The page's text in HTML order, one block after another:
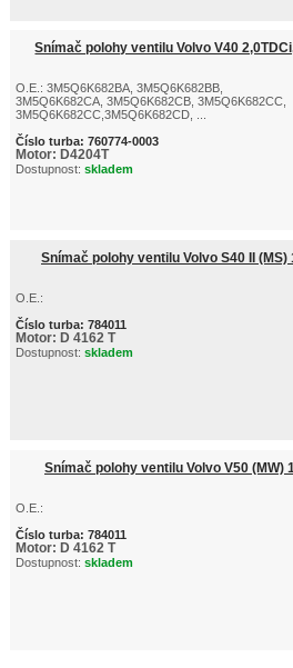
Snímač polohy ventilu Volvo V40
O.E.: 3M5Q6K682BA, 3M5Q6K682BB,
3M5Q6K682CA, 3M5Q6K682CB, 3M5Q6K682CC,
3M5Q6K682CC,3M5Q6K682CD, ...
Číslo turba: 760774-0003
Motor: D4204T
Dostupnost: skladem
Snímač polohy ventilu Volvo S40 II (MS)
O.E.:
Číslo turba: 784011
Motor: D 4162 T
Dostupnost: skladem
Snímač polohy ventilu Volvo V50 (MW)
O.E.:
Číslo turba: 784011
Motor: D 4162 T
Dostupnost: skladem